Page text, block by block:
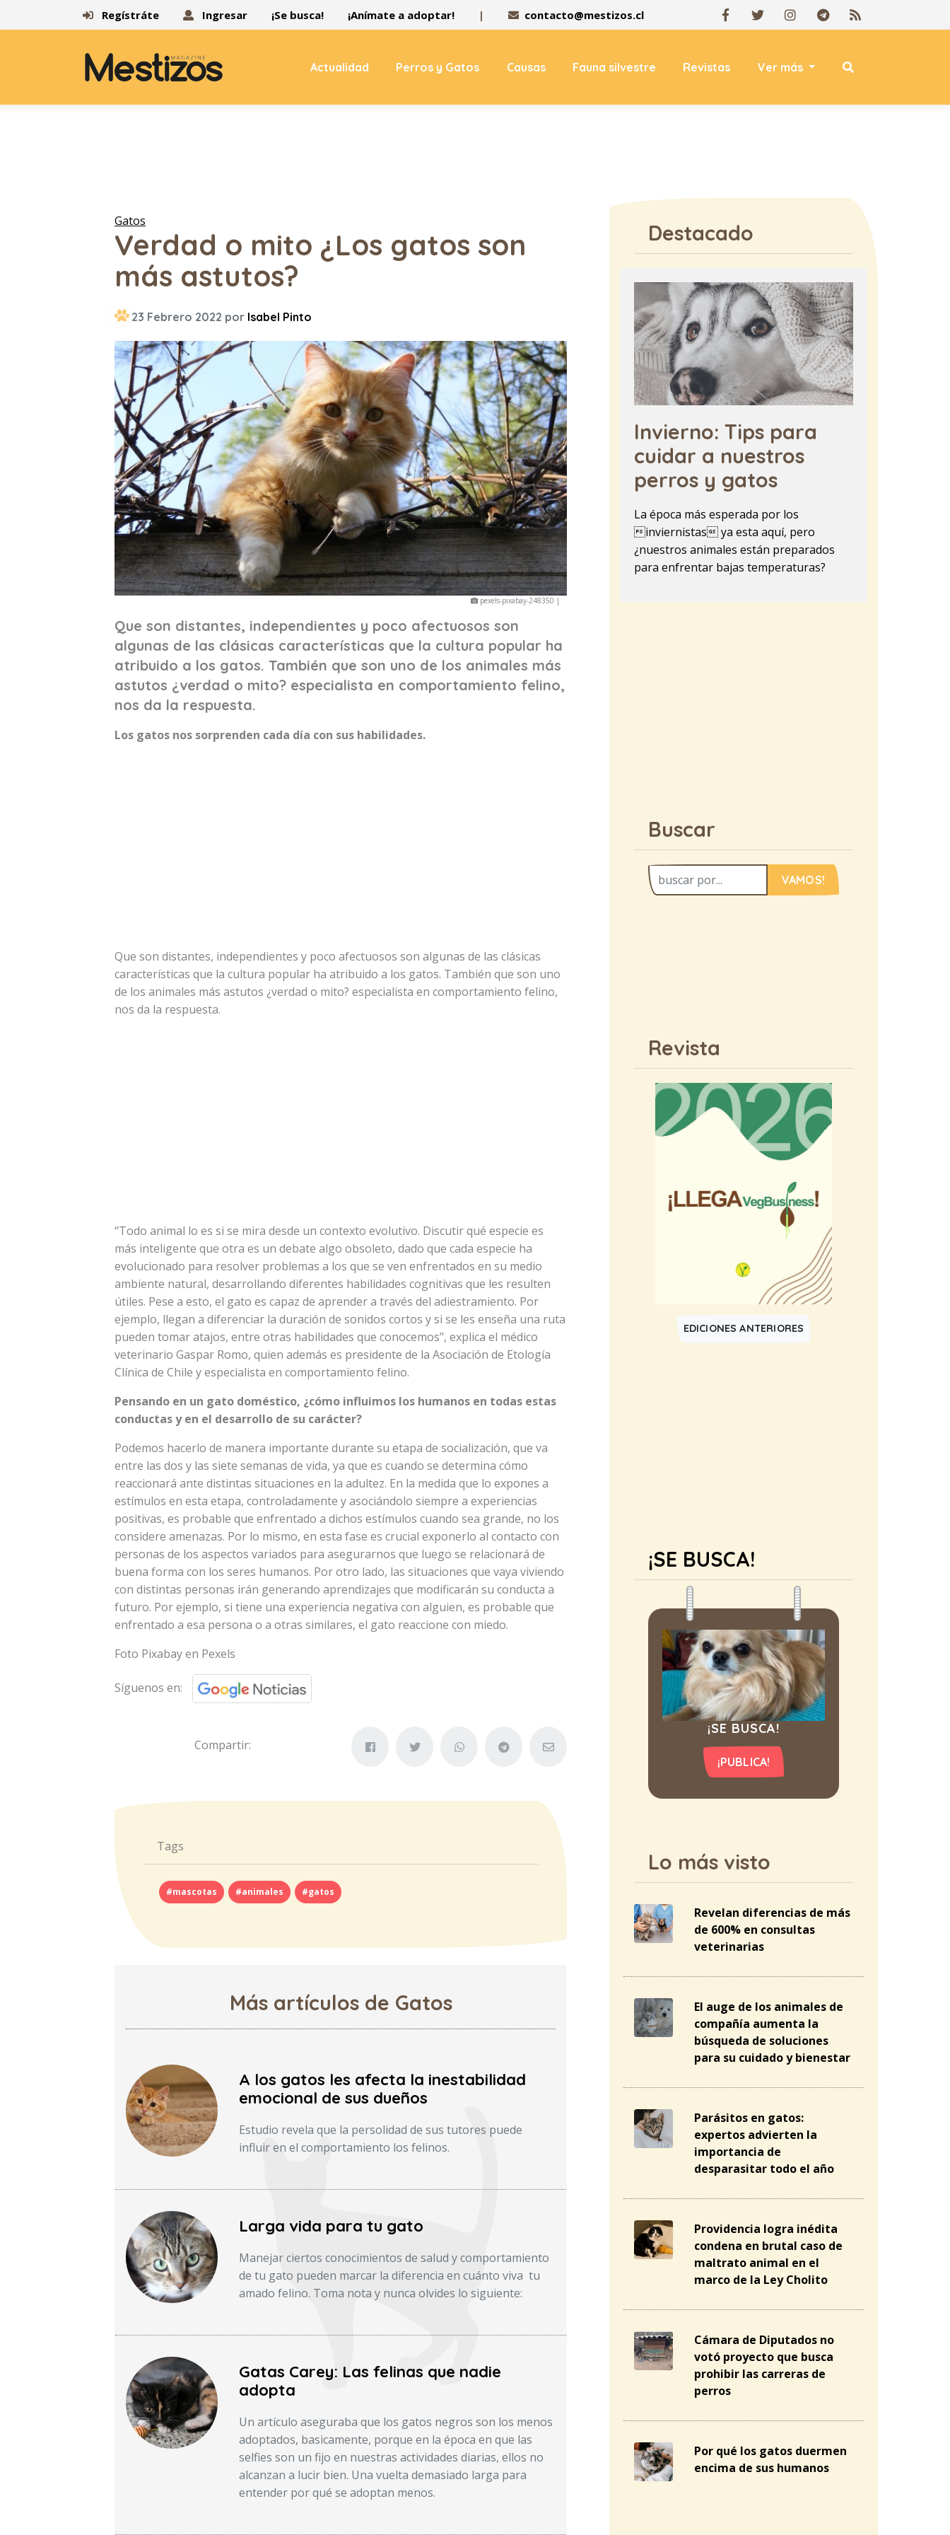
Regístráte Ingresar ¡Se busca! ¡Anímate a adoptar! | contacto@mestizos.cl
Actualidad Perros y Gatos Causas Fauna silvestre Revistas Ver más
Gatos
Verdad o mito ¿Los gatos son
más astutos?
23 Febrero 2022 por Isabel Pinto
pexels-pixabay-248350 |
Que son distantes, independientes y poco afectuosos son
algunas de las clásicas características que la cultura popular ha
atribuido a los gatos. También que son uno de los animales más
astutos ¿verdad o mito? especialista en comportamiento felino,
nos da la respuesta.
Los gatos nos sorprenden cada día con sus habilidades.
Que son distantes, independientes y poco afectuosos son algunas de las clásicas
características que la cultura popular ha atribuido a los gatos. También que son uno
de los animales más astutos ¿verdad o mito? especialista en comportamiento felino,
nos da la respuesta.
‘’Todo animal lo es si se mira desde un contexto evolutivo. Discutir qué especie es
más inteligente que otra es un debate algo obsoleto, dado que cada especie ha
evolucionado para resolver problemas a los que se ven enfrentados en su medio
ambiente natural, desarrollando diferentes habilidades cognitivas que les resulten
útiles. Pese a esto, el gato es capaz de aprender a través del adiestramiento. Por
ejemplo, llegan a diferenciar la duración de sonidos cortos y si se les enseña una ruta
pueden tomar atajos, entre otras habilidades que conocemos’’, explica el médico
veterinario Gaspar Romo, quien además es presidente de la Asociación de Etología
Clínica de Chile y especialista en comportamiento felino.
Pensando en un gato doméstico, ¿cómo influimos los humanos en todas estas
conductas y en el desarrollo de su carácter?
Podemos hacerlo de manera importante durante su etapa de socialización, que va
entre las dos y las siete semanas de vida, ya que es cuando se determina cómo
reaccionará ante distintas situaciones en la adultez. En la medida que lo expones a
estímulos en esta etapa, controladamente y asociándolo siempre a experiencias
positivas, es probable que enfrentado a dichos estímulos cuando sea grande, no los
considere amenazas. Por lo mismo, en esta fase es crucial exponerlo al contacto con
personas de los aspectos variados para asegurarnos que luego se relacionará de
buena forma con los seres humanos. Por otro lado, las situaciones que vaya viviendo
con distintas personas irán generando aprendizajes que modificarán su conducta a
futuro. Por ejemplo, si tiene una experiencia negativa con alguien, es probable que
enfrentado a esa persona o a otras similares, el gato reaccione con miedo.
Foto Pixabay en Pexels
Síguenos en:
Compartir:
Tags
#mascotas #animales #gatos
Más artículos de Gatos
A los gatos les afecta la inestabilidad
emocional de sus dueños
Estudio revela que la persolidad de sus tutores puede
influir en el comportamiento los felinos.
Larga vida para tu gato
Manejar ciertos conocimientos de salud y comportamiento
de tu gato pueden marcar la diferencia en cuánto viva tu
amado felino. Toma nota y nunca olvides lo siguiente:
Gatas Carey: Las felinas que nadie
adopta
Un artículo aseguraba que los gatos negros son los menos
adoptados, basicamente, porque en la época en que las
selfies son un fijo en nuestras actividades diarias, ellos no
alcanzan a lucir bien. Una vuelta demasiado larga para
entender por qué se adoptan menos.
Destacado
Invierno: Tips para
cuidar a nuestros
perros y gatos
La época más esperada por los
inviernistas ya esta aquí, pero
¿nuestros animales están preparados
para enfrentar bajas temperaturas?
Buscar
VAMOS!
Revista
EDICIONES ANTERIORES
¡SE BUSCA!
¡SE BUSCA!
¡PUBLICA!
Lo más visto
Revelan diferencias de más
de 600% en consultas
veterinarias
El auge de los animales de
compañía aumenta la
búsqueda de soluciones
para su cuidado y bienestar
Parásitos en gatos:
expertos advierten la
importancia de
desparasitar todo el año
Providencia logra inédita
condena en brutal caso de
maltrato animal en el
marco de la Ley Cholito
Cámara de Diputados no
votó proyecto que busca
prohibir las carreras de
perros
Por qué los gatos duermen
encima de sus humanos